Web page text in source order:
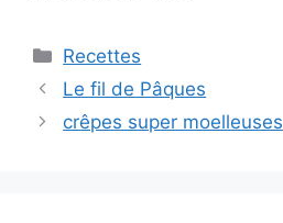
Categories
Recettes
Le fil de Pâques
crêpes super moelleuses